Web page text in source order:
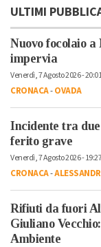
ULTIMI
Nuovo focolaio a
impervia
Venerdì, 7 Agosto 2026 - 20:01
CRONACA-OVADA
Incidente tra
ferito grave
Venerdì, 7 Agosto 2026 - 19:27
CRONACA-
Rifiuti da fuori
Giuliano
Ambiente